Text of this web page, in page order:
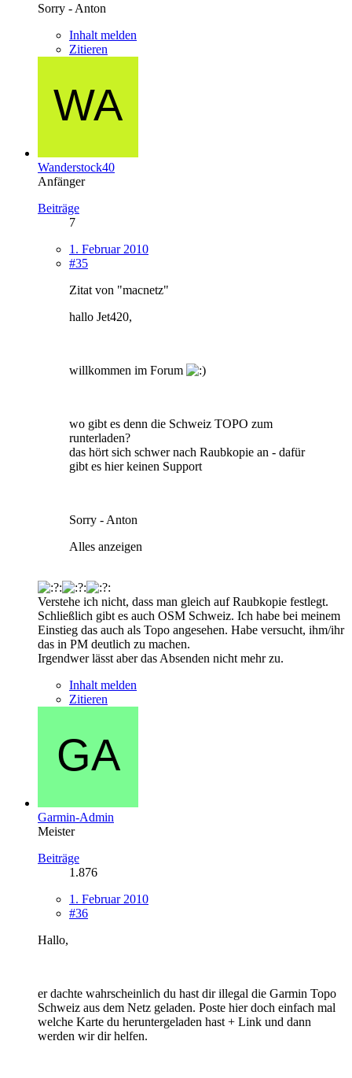
Sorry - Anton
Inhalt melden
Zitieren
Wanderstock40
Anfänger
Beiträge
7
1. Februar 2010
#35
Zitat von "macnetz"
hallo Jet420,
willkommen im Forum
wo gibt es denn die Schweiz TOPO zum
runterladen?
das hört sich schwer nach Raubkopie an - dafür
gibt es hier keinen Support
Sorry - Anton
Alles anzeigen
Verstehe ich nicht, dass man gleich auf Raubkopie festlegt.
Schließlich gibt es auch OSM Schweiz. Ich habe bei meinem
Einstieg das auch als Topo angesehen. Habe versucht, ihm/ihr
das in PM deutlich zu machen.
Irgendwer lässt aber das Absenden nicht mehr zu.
Inhalt melden
Zitieren
Garmin-Admin
Meister
Beiträge
1.876
1. Februar 2010
#36
Hallo,
er dachte wahrscheinlich du hast dir illegal die Garmin Topo
Schweiz aus dem Netz geladen. Poste hier doch einfach mal
welche Karte du heruntergeladen hast + Link und dann
werden wir dir helfen.